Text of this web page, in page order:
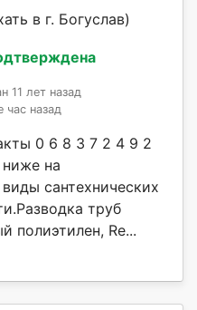
в г. Богуслав)
11 лет назад
час назад
0 6 8 3 7 2 4 9 2
на
сантехнических
труб
полиэтилен, Re...